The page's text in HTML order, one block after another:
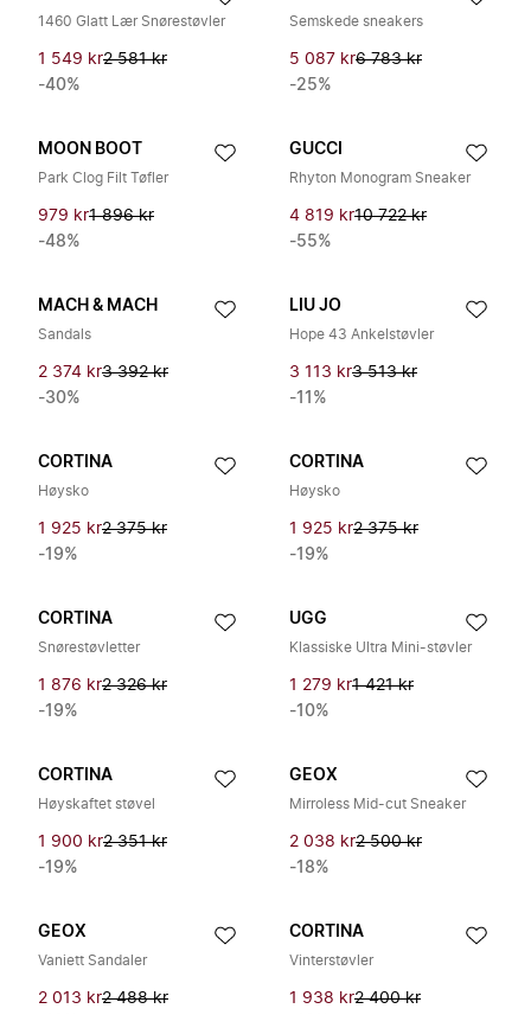
1460 Glatt Lær Snørestøvler
1 549 kr2 581 kr
-40%
Semskede sneakers
5 087 kr6 783 kr
-25%
MOON BOOT
Park Clog Filt Tøfler
979 kr1 896 kr
-48%
GUCCI
Rhyton Monogram Sneaker
4 819 kr10 722 kr
-55%
MACH & MACH
Sandals
2 374 kr3 392 kr
-30%
LIU JO
Hope 43 Ankelstøvler
3 113 kr3 513 kr
-11%
CORTINA
Høysko
1 925 kr2 375 kr
-19%
CORTINA
Høysko
1 925 kr2 375 kr
-19%
CORTINA
Snørestøvletter
1 876 kr2 326 kr
-19%
UGG
Klassiske Ultra Mini-støvler
1 279 kr1 421 kr
-10%
CORTINA
Høyskaftet støvel
1 900 kr2 351 kr
-19%
GEOX
Mirroless Mid-cut Sneaker
2 038 kr2 500 kr
-18%
GEOX
Vaniett Sandaler
2 013 kr2 488 kr
CORTINA
Vinterstøvler
1 938 kr2 400 kr